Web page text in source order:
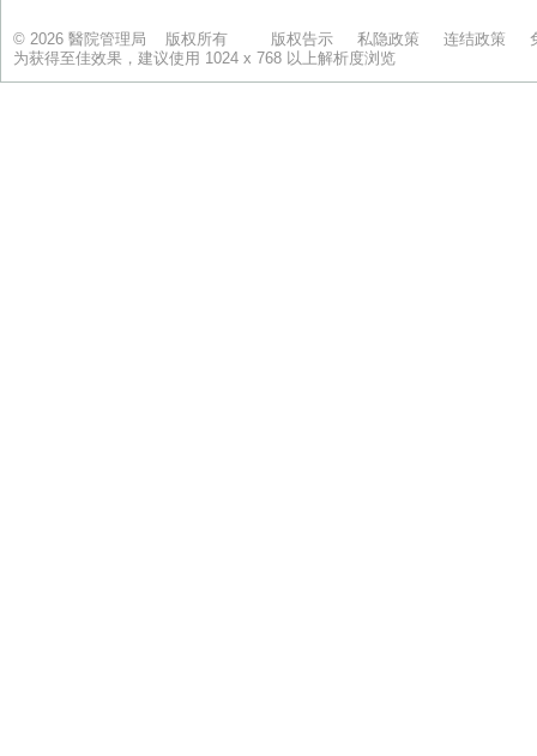
© 2026 醫院管理局 版权所有 版权告示 私隐政策 连结政策
为获得至佳效果，建议使用 1024 x 768 以上解析度浏览